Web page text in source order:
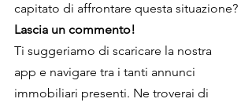
capitato di affrontare questa situazione?
Lascia un commento!
Ti suggeriamo di scaricare la nostra
app e navigare tra i tanti annunci
immobiliari presenti. Ne troverai di